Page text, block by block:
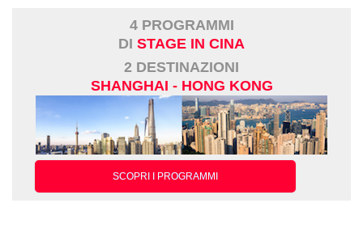
4 PROGRAMMI
DI STAGE IN CINA
2 DESTINAZIONI
SHANGHAI - HONG KONG
SCOPRI I PROGRAMMI